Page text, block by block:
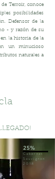
Terroir, conoce
posibilidades
Defensor de la
- y razón de su
la historia de la
un minucioso
naturales a
25%
Cabernet
Sauvignon
2018